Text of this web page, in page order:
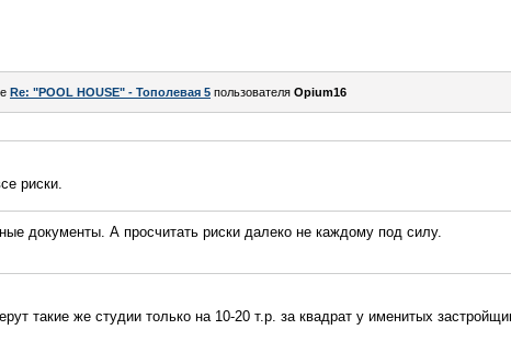
Re: "POOL HOUSE" - Тополевая 5 пользователя Opium16
риски.
документы. А просчитать риски далеко не каждому под силу.
такие же студии только на 10-20 т.р. за квадрат у именитых